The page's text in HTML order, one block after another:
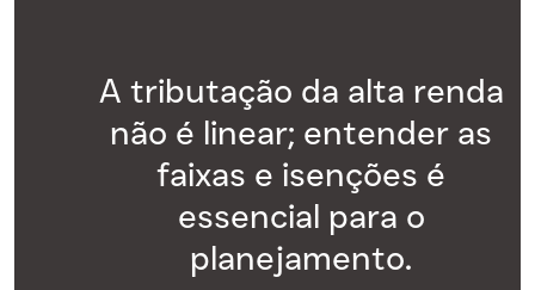
A tributação da alta renda
não é linear; entender as
faixas e isenções é
essencial para o
planejamento.